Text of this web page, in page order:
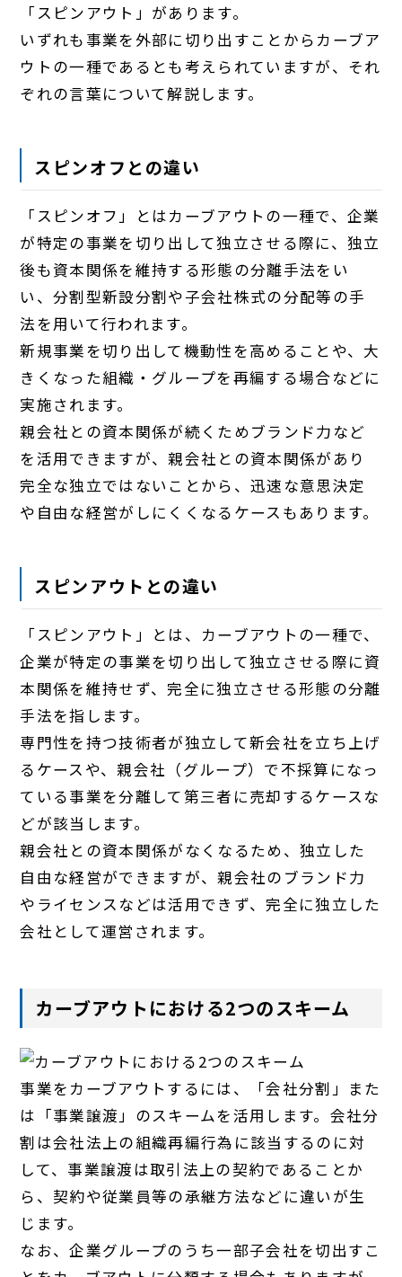
「スピンアウト」があります。
いずれも事業を外部に切り出すことからカーブア
ウトの一種であるとも考えられていますが、それ
ぞれの言葉について解説します。
スピンオフとの違い
「スピンオフ」とはカーブアウトの一種で、企業
が特定の事業を切り出して独立させる際に、独立
後も資本関係を維持する形態の分離手法をい
い、分割型新設分割や子会社株式の分配等の手
法を用いて行われます。
新規事業を切り出して機動性を高めることや、大
きくなった組織・グループを再編する場合などに
実施されます。
親会社との資本関係が続くためブランド力など
を活用できますが、親会社との資本関係があり
完全な独立ではないことから、迅速な意思決定
や自由な経営がしにくくなるケースもあります。
スピンアウトとの違い
「スピンアウト」とは、カーブアウトの一種で、
企業が特定の事業を切り出して独立させる際に資
本関係を維持せず、完全に独立させる形態の分離
手法を指します。
専門性を持つ技術者が独立して新会社を立ち上げ
るケースや、親会社（グループ）で不採算になっ
ている事業を分離して第三者に売却するケースな
どが該当します。
親会社との資本関係がなくなるため、独立した
自由な経営ができますが、親会社のブランド力
やライセンスなどは活用できず、完全に独立した
会社として運営されます。
カーブアウトにおける2つのスキーム
事業をカーブアウトするには、「会社分割」また
は「事業譲渡」のスキームを活用します。会社分
割は会社法上の組織再編行為に該当するのに対
して、事業譲渡は取引法上の契約であることか
ら、契約や従業員等の承継方法などに違いが生
じます。
なお、企業グループのうち一部子会社を切出すこ